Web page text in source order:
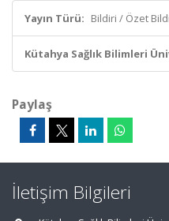
Yayın Türü: Bildiri / Özet
Kütahya Sağlık Bilimleri
Paylaş
İletişim Bilgileri